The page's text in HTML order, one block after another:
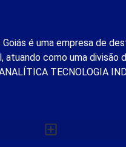
é uma empresa de
atuando como uma divisão
TECNOLOGIA